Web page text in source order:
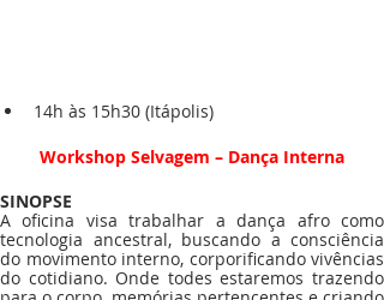
14h às 15h30 (Itápolis)
Workshop Selvagem – Dança Interna
SINOPSE
A oficina visa trabalhar a dança afro como
tecnologia ancestral, buscando a consciência
do movimento interno, corporificando vivências
do cotidiano. Onde todes estaremos trazendo